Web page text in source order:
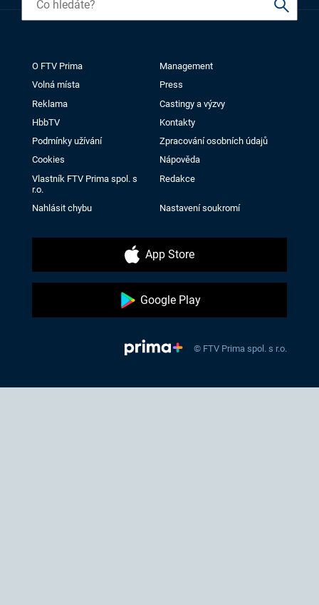
O FTV Prima
Management
Volná místa
Press
Reklama
Castingy a výzvy
HbbTV
Kontakty
Podmínky užívání
Zpracování osobních údajů
Cookies
Nápověda
Vlastník FTV Prima spol. s
r.o.
Redakce
Nahlásit chybu Nastavení soukromí
App Store
Google Play
© FTV Prima spol. s r.o.